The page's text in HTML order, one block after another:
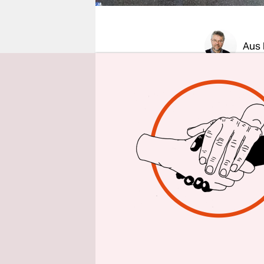
epaper login
Aus
Anders
im
In den
Taksim-